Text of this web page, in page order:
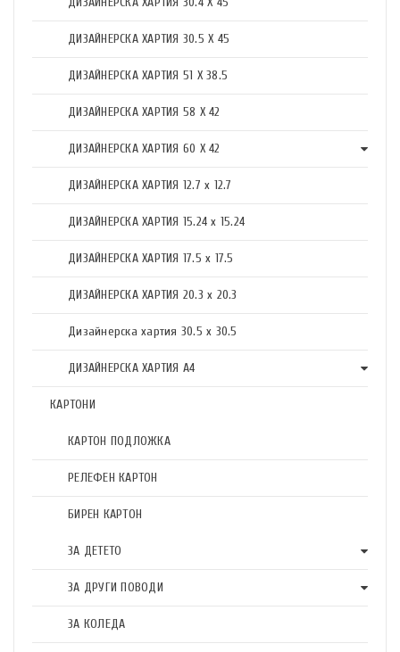
ДИЗАЙНЕРСКА ХАРТИЯ 30.5 X 45
ДИЗАЙНЕРСКА ХАРТИЯ 51 X 38.5
ДИЗАЙНЕРСКА ХАРТИЯ 58 X 42
ДИЗАЙНЕРСКА ХАРТИЯ 60 X 42
ДИЗАЙНЕРСКА ХАРТИЯ 12.7 x 12.7
ДИЗАЙНЕРСКА ХАРТИЯ 15.24 x 15.24
ДИЗАЙНЕРСКА ХАРТИЯ 17.5 х 17.5
ДИЗАЙНЕРСКА ХАРТИЯ 20.3 х 20.3
Дизайнерска хартия 30.5 х 30.5
ДИЗАЙНЕРСКА ХАРТИЯ А4
КАРТОНИ
КАРТОН ПОДЛОЖКА
РЕЛЕФЕН КАРТОН
БИРЕН КАРТОН
ЗА ДЕТЕТО
ЗА ДРУГИ ПОВОДИ
ЗА КОЛЕДА